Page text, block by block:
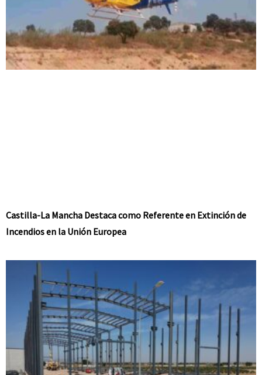
Castilla-La Mancha Destaca como Referente en Extinción de
Incendios en la Unión Europea